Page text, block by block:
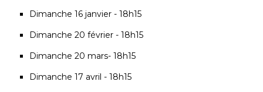
Dimanche 16 janvier - 18h15
Dimanche 20 février - 18h15
Dimanche 20 mars- 18h15
Dimanche 17 avril - 18h15